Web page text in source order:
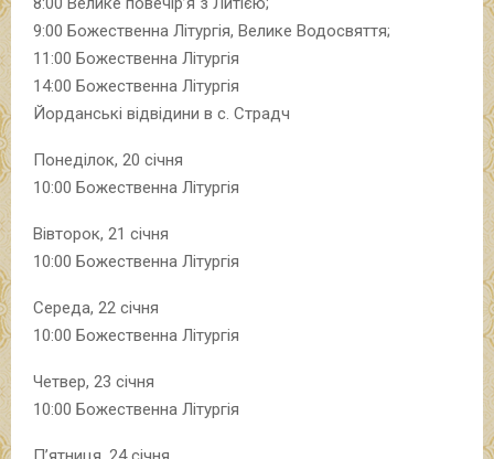
9:00 Божественна Літургія, Велике Водосвяття;
11:00 Божественна Літургія
14:00 Божественна Літургія
Йорданські відвідини в с. Страдч
Понеділок, 20 січня
10:00 Божественна Літургія
Вівторок, 21 січня
10:00 Божественна Літургія
Середа, 22 січня
10:00 Божественна Літургія
Четвер, 23 січня
10:00 Божественна Літургія